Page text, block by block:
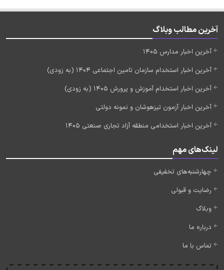
آخرین مطالب وبلاگ
آخرین اخبار مدارس 1405
آخرین اخبار استخدام سازمان تامین اجتماعی 1404 (به زودی)
آخرین اخبار استخدام آموزش و پرورش 1405 (به زودی)
آخرین اخبار آزمون تیزهوشان و نمونه دولتی
آخرین اخبار استخدامی منطقه آزاد تجاری صنعتی 1405
لینک‌های مهم
چهارشنبه‌های تخفیفی
رضایت و قبولی
وبلاگ
درباره ما
تماس با ما